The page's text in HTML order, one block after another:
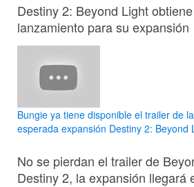
Destiny 2: Beyond Light
lanzamiento para su expansión
Bungie ya tiene disponible el trailer de
esperada expansión Destiny 2: Beyond
No se pierdan el trailer de
Destiny 2, la expansión llegará